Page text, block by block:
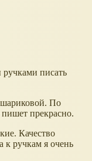
писать
По
прекрасно.
Качество
к ручкам я очень